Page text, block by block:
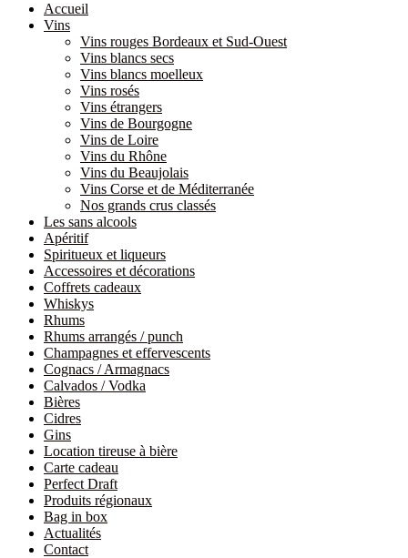
Accueil
Vins
Vins rouges Bordeaux et Sud-Ouest
Vins blancs secs
Vins blancs moelleux
Vins rosés
Vins étrangers
Vins de Bourgogne
Vins de Loire
Vins du Rhône
Vins du Beaujolais
Vins Corse et de Méditerranée
Nos grands crus classés
Les sans alcools
Apéritif
Spiritueux et liqueurs
Accessoires et décorations
Coffrets cadeaux
Whiskys
Rhums
Rhums arrangés / punch
Champagnes et effervescents
Cognacs / Armagnacs
Calvados / Vodka
Bières
Cidres
Gins
Location tireuse à bière
Carte cadeau
Perfect Draft
Produits régionaux
Bag in box
Actualités
Contact